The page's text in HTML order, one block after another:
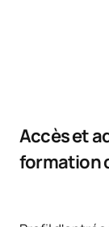
Accès et
formation